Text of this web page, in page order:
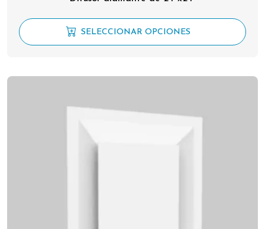
SELECCIONAR OPCIONES